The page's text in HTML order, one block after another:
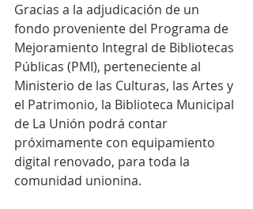
Gracias a la adjudicación de un
fondo proveniente del Programa de
Mejoramiento Integral de Bibliotecas
Públicas (PMI), perteneciente al
Ministerio de las Culturas, las Artes y
el Patrimonio, la Biblioteca Municipal
de La Unión podrá contar
próximamente con equipamiento
digital renovado, para toda la
comunidad unionina.